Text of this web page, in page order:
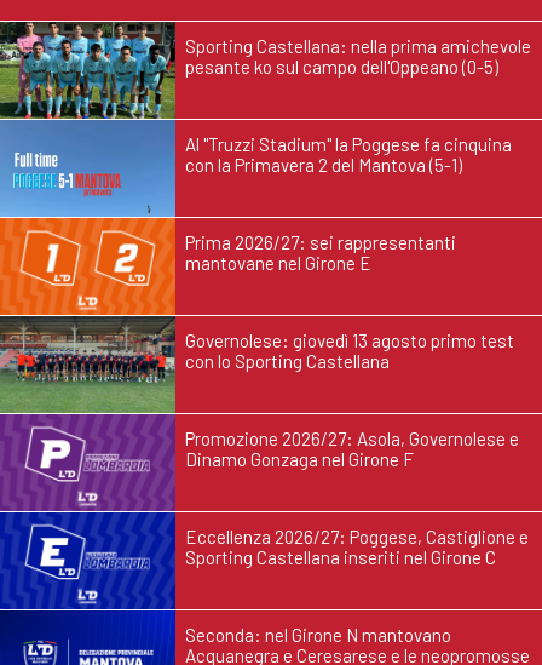
Sporting Castellana: nella prima amichevole
pesante ko sul campo dell'Oppeano (0-5)
Al "Truzzi Stadium" la Poggese fa cinquina
con la Primavera 2 del Mantova (5-1)
Prima 2026/27: sei rappresentanti
mantovane nel Girone E
Governolese: giovedì 13 agosto primo test
con lo Sporting Castellana
Promozione 2026/27: Asola, Governolese e
Dinamo Gonzaga nel Girone F
Eccellenza 2026/27: Poggese, Castiglione e
Sporting Castellana inseriti nel Girone C
Seconda: nel Girone N mantovano
Acquanegra e Ceresarese e le neopromosse